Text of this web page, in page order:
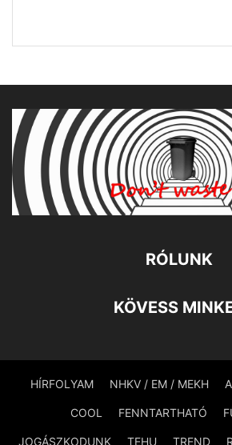
RÓLUNK
KÖVESS
HÍRFOLYAM NHKV / EM / MEKH
COOL FENNTARTHATÓ
JOGÁSZKODUNK TEHU TREND